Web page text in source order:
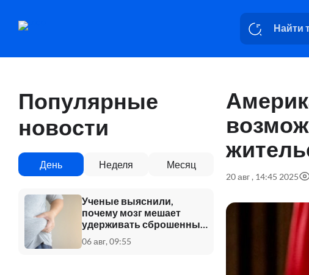
Популярные
новости
День Неделя Месяц
Ученые выяснили,
почему мозг мешает
удерживать сброшенный
вес
06 авг, 09:55
20 авг , 14:45 2025